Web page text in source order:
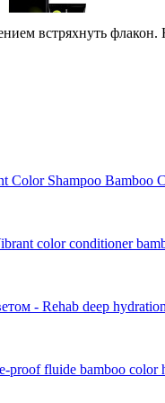
встряхнуть флакон.
цена
от693р.
в корзине
Professionals
Атомайзер - флакон
Color Shampoo Bamboo
color conditioner
- Rehab deep
proof fluide bamboo color